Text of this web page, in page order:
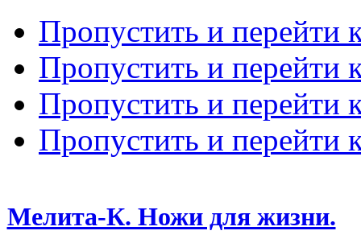
Пропустить и перейти
Пропустить и перейти
Пропустить и перейти
Пропустить и перейти
Мелита-К. Ножи для жизни.